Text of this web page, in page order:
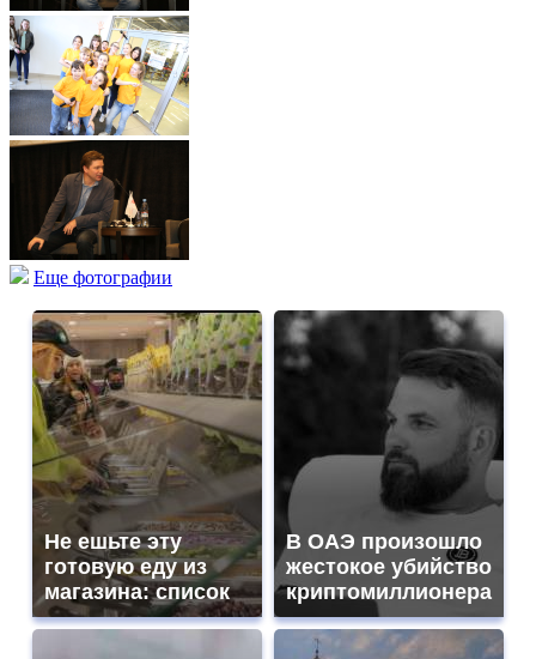
Еще фотографии
Не ешьте эту
готовую еду из
магазина: список
В ОАЭ произошло
жестокое убийство
криптомиллионера